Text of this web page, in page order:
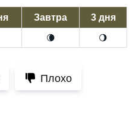
Завтра 3 дня
🌘 🌖
Плохо